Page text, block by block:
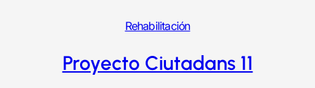
Rehabilitación
Proyecto Ciutadans 11